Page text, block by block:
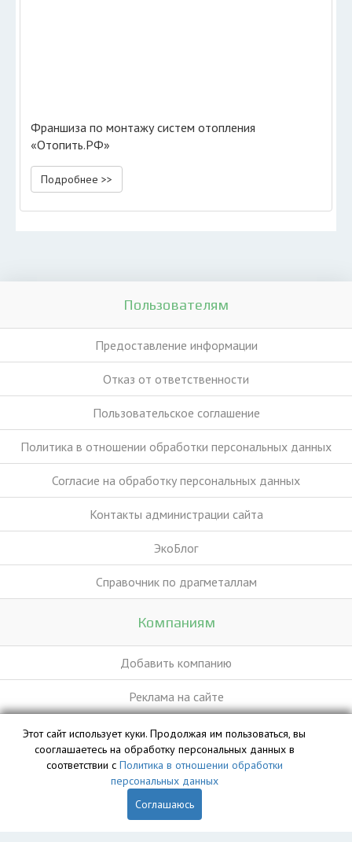
Франшиза по монтажу систем отопления
«Отопить.РФ»
Подробнее >>
Пользователям
Предоставление информации
Отказ от ответственности
Пользовательское соглашение
Политика в отношении обработки персональных данных
Согласие на обработку персональных данных
Контакты администрации сайта
ЭкоБлог
Справочник по драгметаллам
Компаниям
Добавить компанию
Реклама на сайте
База данных сайта vyvoz.org является интеллектуальной
собственностью ООО «Профит» и охраняется законом.
Этот сайт использует куки. Продолжая им пользоваться, вы
сооглашаетесь на обработку персональных данных в
соответствии с Политика в отношении обработки
персональных данных
Соглашаюсь